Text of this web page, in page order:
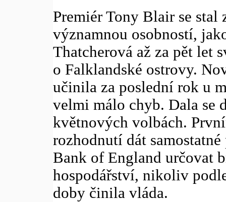
Premiér Tony Blair se stal
významnou osobností,
Thatcherová až za pět let
o Falklandské ostrovy.
učinila za poslední rok u
velmi málo chyb. Dala se
květnových volbách.
rozhodnutí dát
Bank of England určovat
hospodářství, nikoliv
doby činila vláda.